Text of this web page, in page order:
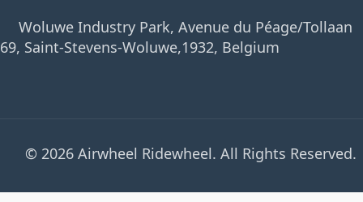
Woluwe Industry Park, Avenue du Péage/Tollaan
69, Saint-Stevens-Woluwe,1932, Belgium
© 2026 Airwheel Ridewheel. All Rights Reserved.